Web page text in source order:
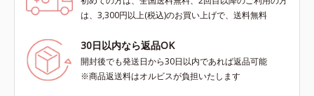
は、3,300円以上(税込)のお買い上げで、送料無料
30日以内なら返品OK
開封後でも発送日から30日以内であれば返品可能
※商品返送料はオルビスが負担いたします